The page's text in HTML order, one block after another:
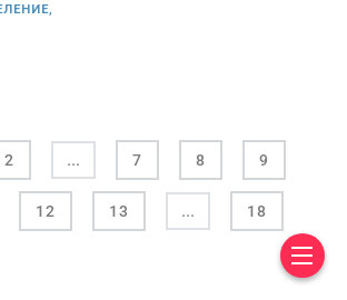
2 ... 7 8 9
12 13 ... 18